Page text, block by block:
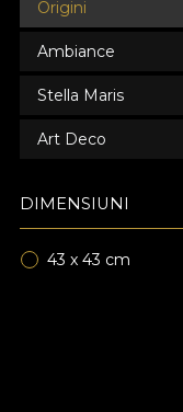
Origini
Ambiance
Stella Maris
Art Deco
DIMENSIUNI
43 x 43 cm